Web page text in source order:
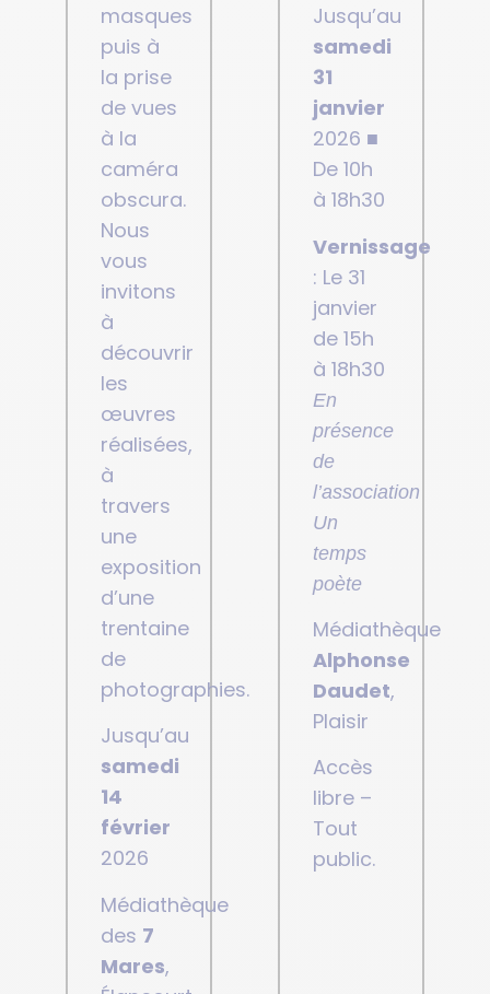
masques
puis à
la prise
de vues
à la
caméra
obscura.
Nous
vous
invitons
à
découvrir
les
œuvres
réalisées,
à
travers
une
exposition
d’une
trentaine
de
photographies.
Jusqu’au
samedi
14
février
2026
Médiathèque
des 7
Mares,
Jusqu’au
samedi
31
janvier
2026 ■
De 10h
à 18h30
Vernissage
: Le 31
janvier
de 15h
à 18h30
En
présence
de
l’association
Un
temps
poète
Médiathèque
Alphonse
Daudet,
Plaisir
Accès
libre –
Tout
public.